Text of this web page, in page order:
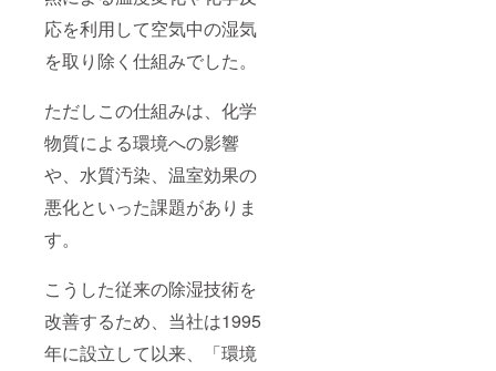
応を利用して空気中の湿気
を取り除く仕組みでした。
ただしこの仕組みは、化学
物質による環境への影響
や、水質汚染、温室効果の
悪化といった課題がありま
す。
こうした従来の除湿技術を
改善するため、当社は1995
年に設立して以来、「環境